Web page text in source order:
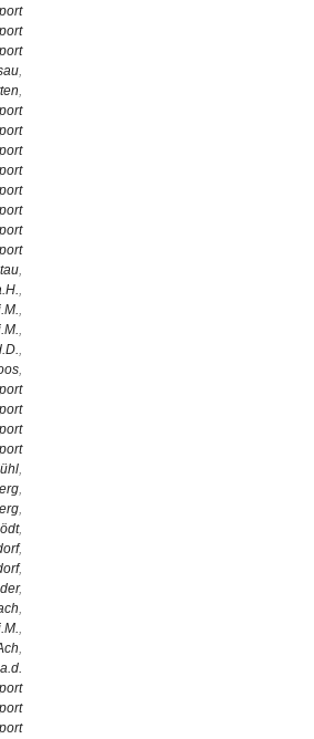
,
,
,
,
,
,
,
,
,
,
,
,
,
,
,
,
,
,